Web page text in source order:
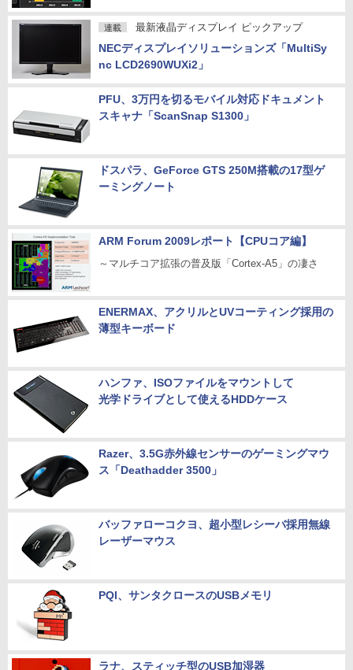
連載 最新液晶ディスプレイ ピックアップ
NECディスプレイソリューションズ「MultiSy
nc LCD2690WUXi2」
PFU、3万円を切るモバイル対応ドキュメント
スキャナ「ScanSnap S1300」
ドスパラ、GeForce GTS 250M搭載の17型ゲ
ーミングノート
ARM Forum 2009レポート【CPUコア編】
～マルチコア拡張の普及版「Cortex-A5」の凄さ
ENERMAX、アクリルとUVコーティング採用の
薄型キーボード
ハンファ、ISOファイルをマウントして
光学ドライブとして使えるHDDケース
Razer、3.5G赤外線センサーのゲーミングマウ
ス「Deathadder 3500」
バッファローコクヨ、超小型レシーバ採用無線
レーザーマウス
PQI、サンタクロースのUSBメモリ
ラナ、スティッチ型のUSB加湿器